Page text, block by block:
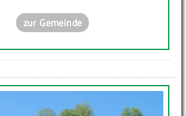
zur Gemeinde